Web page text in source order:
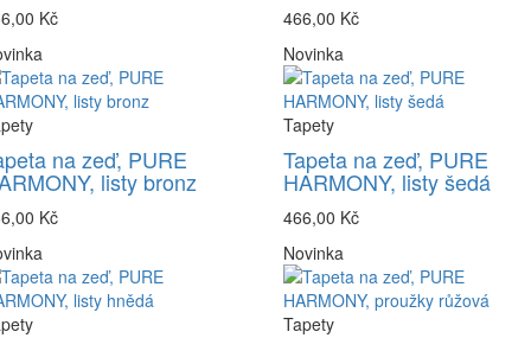
Kč
466,00 Kč
na zeď, PURE
listy bronz
Kč
Novinka
Tapety
Tapeta na zeď, PURE
HARMONY, listy šedá
466,00 Kč
Novinka
Tapety